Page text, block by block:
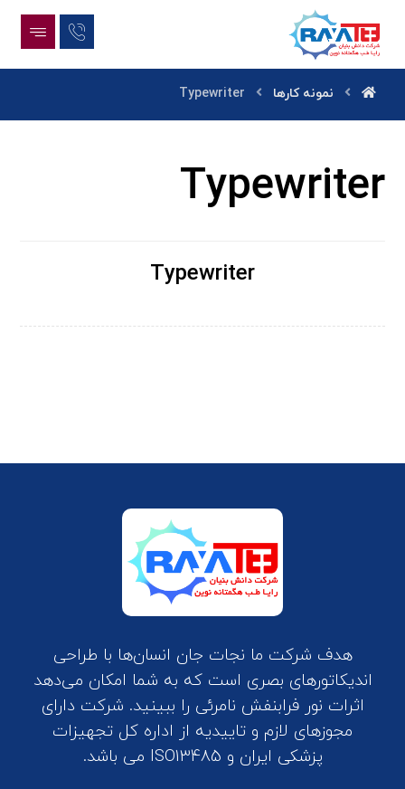
نمونه کارها Typewriter
Typewriter
Typewriter
هدف شرکت ما نجات جان انسان‌ها با طراحی
اندیکاتورهای بصری است که به شما امکان می‌دهد
اثرات نور فرابنفش نامرئی را ببینید. شرکت دارای
مجوزهای لازم و تاییدیه از اداره کل تجهیزات
پزشکی ایران و ISO13485 می باشد.